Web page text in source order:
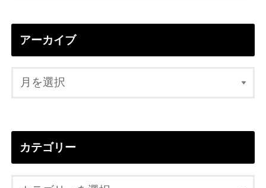
アーカイブ
カテゴリー